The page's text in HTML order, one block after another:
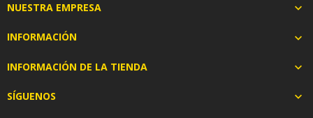
NUESTRA EMPRESA 
INFORMACIÓN 
INFORMACIÓN DE LA TIENDA 
SÍGUENOS 